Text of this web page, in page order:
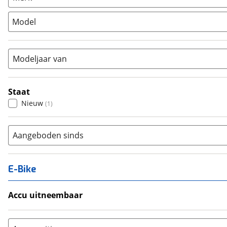
Stadsfiets (0)
Tandem
Model
Modeljaar van
Staat
Nieuw (1)
Aangeboden sinds
E-Bike
Accu uitneembaar
Nee, vast (0)